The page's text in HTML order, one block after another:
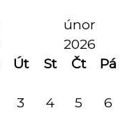
únor
2026
Út St Čt Pá
3 4 5 6